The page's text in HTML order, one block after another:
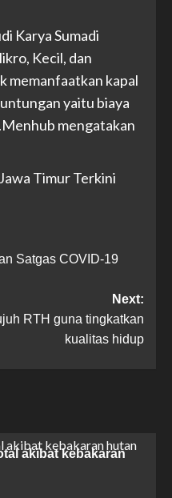
Karya Sumadi
Kecil, dan
memanfaatkan kapal
yaitu biaya
mengatakan
Timur Terkini
Satgas COVID-19
Next:
RTH guna tingkatkan
kualitas hidup
akibat kebakaran